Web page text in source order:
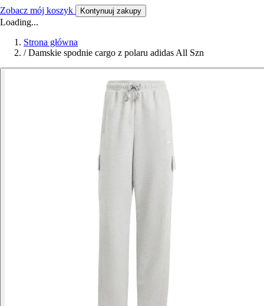
Zobacz mój koszyk Kontynuuj zakupy
Loading...
Strona główna
/ Damskie spodnie cargo z polaru adidas All Szn